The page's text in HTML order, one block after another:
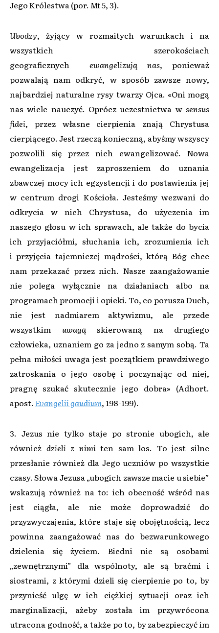
Jego Królestwa (por. Mt5, 3).
Ubodzy, żyjący w rozmaitych warunkach i na
wszystkich szerokościach
geograficznych
ewangelizują nas, ponieważ
pozwalają nam odkryć, w sposób zawsze nowy,
najbardziej naturalne rysy twarzy Ojca. «Oni mogą
nas wiele nauczyć. Oprócz uczestnictwa w sensus
fidei, przez własne cierpienia znają Chrystusa
cierpiącego. Jest rzeczą konieczną, abyśmy wszyscy
pozwolili się przez nich ewangelizować. Nowa
ewangelizacja jest zaproszeniem do uznania
zbawczej mocy ich egzystencji i do postawienia jej
w centrum drogi Kościoła. Jesteśmy wezwani do
odkrycia w nich Chrystusa, do użyczenia im
naszego głosu w ich sprawach, ale także do bycia
ich przyjaciółmi, słuchania ich, zrozumienia ich
i przyjęcia tajemniczej mądrości, którą Bóg chce
nam przekazać przez nich. Nasze zaangażowanie
nie polega wyłącznie na działaniach albo na
programach promocji i opieki. To, co porusza Duch,
nie jest nadmiarem aktywizmu, ale przede
wszystkim uwagą skierowaną na drugiego
człowieka, uznaniem go za jedno z samym sobą. Ta
pełna miłości uwaga jest początkiem prawdziwego
zatroskania o jego osobę i poczynając od niej,
pragnę szukać skutecznie jego dobra» (Adhort.
apost. Evangelii gaudium, 198-199).
3. Jezus nie tylko staje po stronie ubogich, ale
również dzieli z nimiten sam los. To jest silne
przesłanie również dla Jego uczniów po wszystkie
czasy. Słowa Jezusa „ubogich zawsze macie u siebie”
wskazują również na to: ich obecność wśród nas
jest ciągła, ale nie może doprowadzić do
przyzwyczajenia, które staje się obojętnością, lecz
powinna zaangażować nas do bezwarunkowego
dzielenia się życiem. Biedni nie są osobami
„zewnętrznymi” dla wspólnoty, ale są braćmi i
siostrami, z którymi dzieli się cierpienie po to, by
przynieść ulgę w ich ciężkiej sytuacji oraz ich
marginalizacji, ażeby została im przywrócona
utracona godność, a także po to, by zabezpieczyć im